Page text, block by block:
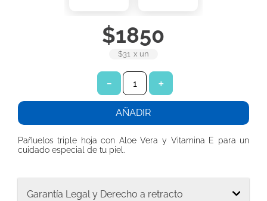
$1850
$31 x un
＋
－
AÑADIR
Pañuelos triple hoja con Aloe Vera y Vitamina E para un
cuidado especial de tu piel.
Garantía Legal y Derecho a retracto
protector diario ladysoft respirable tela suave